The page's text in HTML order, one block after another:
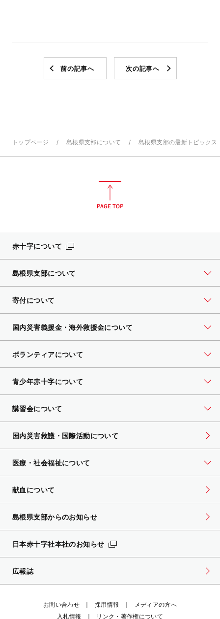
前の記事へ 次の記事へ
トップページ 島根県支部について 島根県支部の最新トピックス
赤十字について
島根県支部について
寄付について
国内災害義援金・海外救援金について
ボランティアについて
青少年赤十字について
講習会について
国内災害救護・国際活動について
医療・社会福祉について
献血について
島根県支部からのお知らせ
日本赤十字社本社のお知らせ
広報誌
お問い合わせ 採用情報
メディアの方へ
入札情報
リンク・著作権について